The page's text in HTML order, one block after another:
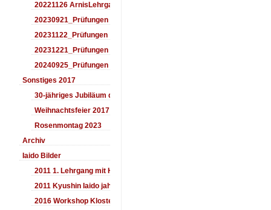
20221126 ArnisLehrgang
20230921_Prüfungen
20231122_Prüfungen
20231221_Prüfungen
20240925_Prüfungen
Sonstiges 2017
30-jähriges Jubiläum des Aiki-Dojo's 2017
Weihnachtsfeier 2017
Rosenmontag 2023
Archiv
Iaido Bilder
2011 1. Lehrgang mit Headmaster Ralf Gumpfer
2011 Kyushin Iaido jahrestreffen
2016 Workshop Kloster Duderstadt